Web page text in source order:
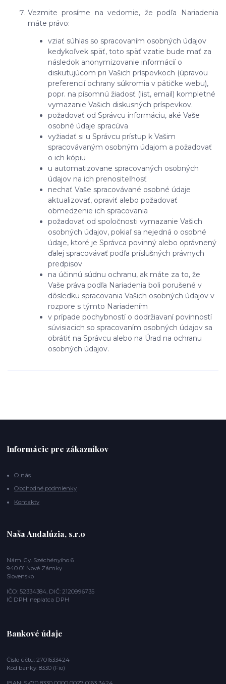
Vezmite prosíme na vedomie, že podľa Nariadenia
máte právo:
vziať súhlas so spracovaním osobných údajov
kedykoľvek späť, toto späť vzatie bude mať za
následok anonymizovanie informácií o
diskutujúcom pri Vašich príspevkoch (úpravou
preferencií ochrany súkromia v pätičke webu),
popr. na písomnú žiadosť (list, email) kompletné
vymazanie Vašich diskusných príspevkov.
požadovať od Správcu informáciu, aké Vaše
osobné údaje spracúva
vyžiadať si u Správcu prístup k Vašim
spracovávaným osobným údajom a požadovať
o ich kópiu
u automatizovane spracovaných osobných
údajov na ich prenositeľnosť
nechať Vaše spracovávané osobné údaje
aktualizovať, opraviť alebo požadovať
obmedzenie ich spracovania
požadovať od spoločnosti vymazanie Vašich
osobných údajov, pokiaľ sa nejedná o osobné
údaje, ktoré je Správca povinný alebo oprávnený
ďalej spracovávať podľa príslušných právnych
predpisov
na účinnú súdnu ochranu, ak máte za to, že
Vaše práva podľa Nariadenia boli porušené v
dôsledku spracovania Vašich osobných údajov v
rozpore s týmto Nariadením
v prípade pochybností o dodržiavaní povinností
súvisiacich so spracovaním osobných údajov sa
obrátiť na Správcu alebo na Úrad na ochranu
osobných údajov.
Informácie pre zákazníkov
O nás
Obchodné podmienky
Kontakty
Naša Andalúzia, s.r.o
Nám. Gy. Széchényiho 6
940 01 Nové Zámky
Slovensko
IČO: 52334384, DIČ: 2120996735
IČ DPH: neplatca DPH
Bankové údaje
Číslo účtu: 2701633424
Kód banky: 8330 (Fio)